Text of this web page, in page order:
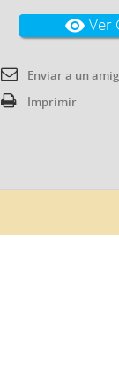
visibility Ver
Enviar a un
Imprimir